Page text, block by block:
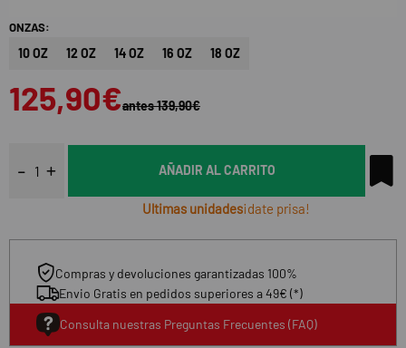
ONZAS:
10 OZ 12 OZ 14 OZ 16 OZ 18 OZ
125,90€antes 139,90€
AÑADIR AL CARRITO
Ultimas unidades¡date prisa!
Compras y devoluciones garantizadas 100%
Envio Gratis en pedidos superiores a 49€ (*)
Consulta nuestras Preguntas Frecuentes (FAQ)